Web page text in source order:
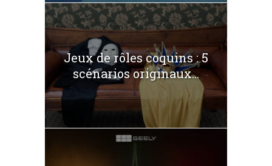
Jeux de rôles coquins : 5
scénarios originaux...